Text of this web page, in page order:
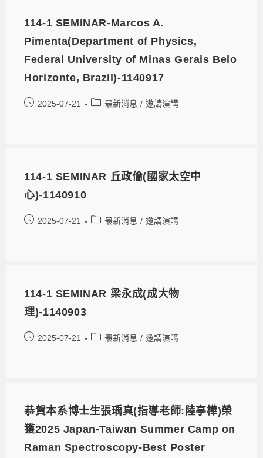
114-1 SEMINAR-Marcos A.
Pimenta(Department of Physics,
Federal University of Minas Gerais Belo
Horizonte, Brazil)-1140917
2025-07-21 最新消息 / 邀請演講
114-1 SEMINAR 丘政倫(國家太空中
心)-1140910
2025-07-21 最新消息 / 邀請演講
114-1 SEMINAR 梁永成(成大物
理)-1140903
2025-07-21 最新消息 / 邀請演講
恭賀本系博士生張瑀真(指導老師:陸亭樺)榮
獲2025 Japan-Taiwan Summer Camp on
Raman Spectroscopy-Best Poster